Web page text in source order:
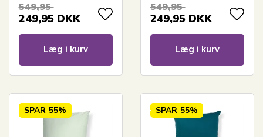
549,95
249,95 DKK
Læg i kurv
549,95
249,95 DKK
Læg i kurv
SPAR 55% SPAR 55%